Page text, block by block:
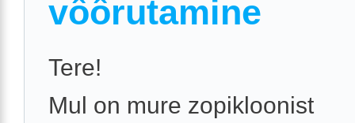
vôôrutamine
Tere!
Mul on mure zopikloonist